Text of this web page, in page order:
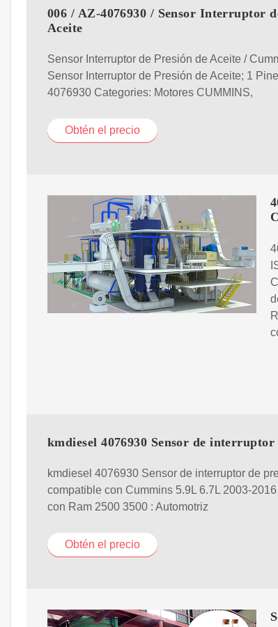
006 / AZ-4076930 / Sensor Interruptor
Aceite
Sensor Interruptor de Presión de Aceite /
Sensor Interruptor de Presión de Aceite; 1
4076930 Categories: Motores CUMMINS,
Obtén el precio
kmdiesel 4076930 Sensor de interruptor
kmdiesel 4076930 Sensor de interruptor de
compatible con Cummins 5.9L 6.7L 2003-
con Ram 2500 3500 : Automotriz
Obtén el precio